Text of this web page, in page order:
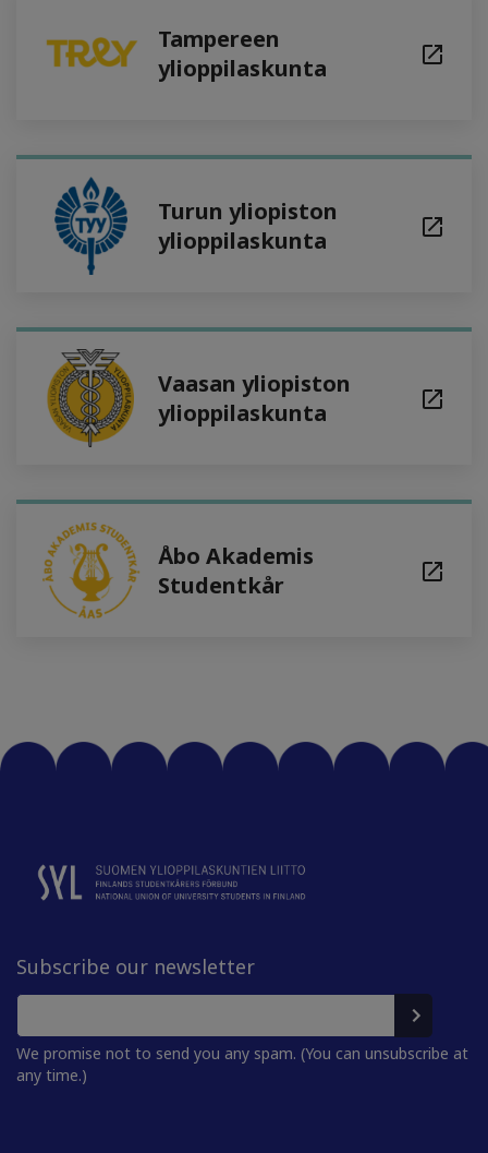
Tampereen
ylioppilaskunta
Turun yliopiston
ylioppilaskunta
Vaasan yliopiston
ylioppilaskunta
Åbo Akademis
Studentkår
Subscribe our newsletter
We promise not to send you any spam. (You can unsubscribe at
any time.)